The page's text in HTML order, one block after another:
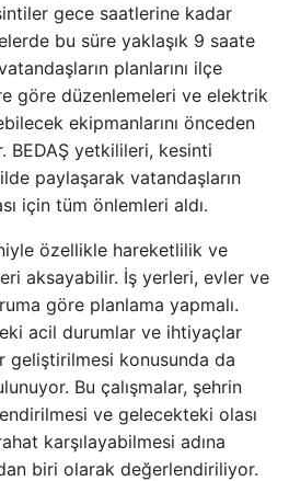
gece saatlerine kadar
bu süre yaklaşık 9 saate
planlarını ilçe
göre düzenlemeleri ve elektrik
ekipmanlarını önceden
BEDAŞ yetkilileri, kesinti
paylaşarak vatandaşların
için tüm önlemleri aldı.
özellikle hareketlilik ve
aksayabilir. İş yerleri, evler ve
göre planlama yapmalı.
acil durumlar ve ihtiyaçlar
geliştirilmesi konusunda da
Bu çalışmalar, şehrin
ve gelecekteki olası
karşılayabilmesi adına
biri olarak değerlendiriliyor.